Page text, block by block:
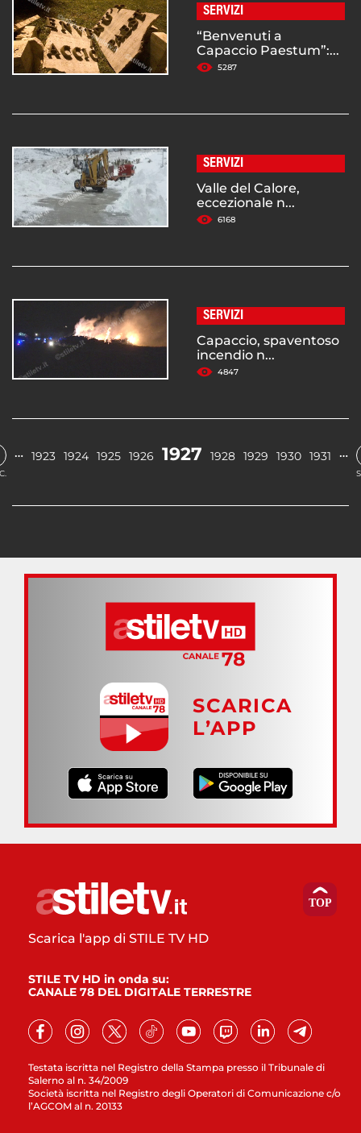
SERVIZI
“Benvenuti a
Capaccio Paestum”:...
5287
SERVIZI
Valle del Calore,
eccezionale n...
6168
SERVIZI
Capaccio, spaventoso
incendio n...
4847
… 1923 1924 1925 1926 1927 1928 1929 1930 1931 …
SCARICA
L’APP
Testata iscritta nel Registro della Stampa presso il Tribunale di
Salerno al n. 34/2009
Società iscritta nel Registro degli Operatori di Comunicazione c/o
l’AGCOM al n. 20133
Scarica l'app di STILE TV HD
STILE TV HD in onda su:
CANALE 78 DEL DIGITALE TERRESTRE